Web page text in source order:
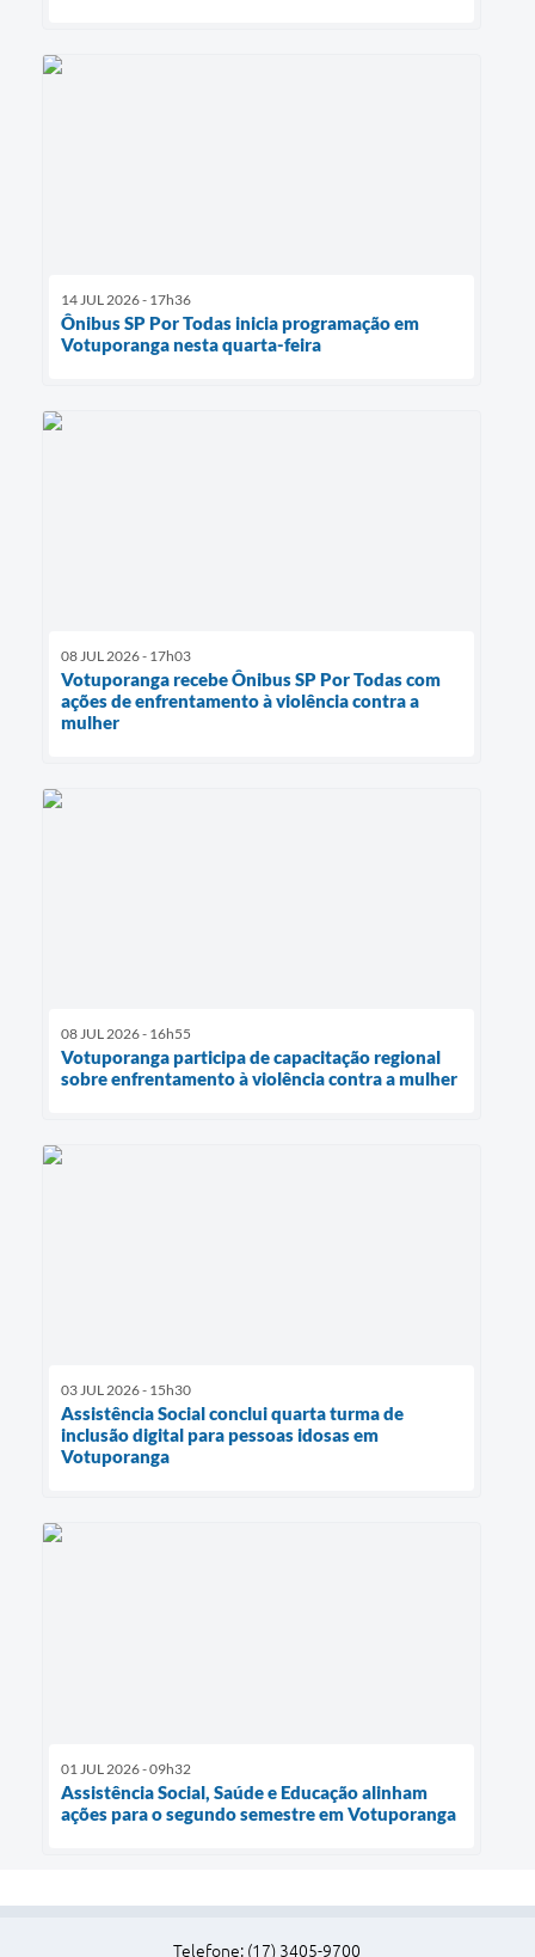
14 JUL 2026 - 17h36
Ônibus SP Por Todas inicia programação em
Votuporanga nesta quarta-feira
08 JUL 2026 - 17h03
Votuporanga recebe Ônibus SP Por Todas com
ações de enfrentamento à violência contra a
mulher
08 JUL 2026 - 16h55
Votuporanga participa de capacitação regional
sobre enfrentamento à violência contra a mulher
03 JUL 2026 - 15h30
Assistência Social conclui quarta turma de
inclusão digital para pessoas idosas em
Votuporanga
01 JUL 2026 - 09h32
Assistência Social, Saúde e Educação alinham
ações para o segundo semestre em Votuporanga
Telefone: (17) 3405-9700